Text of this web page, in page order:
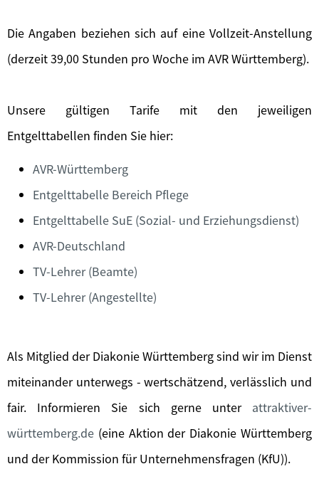
Die Angaben beziehen sich auf eine Vollzeit-Anstellung
(derzeit 39,00 Stunden pro Woche im AVR Württemberg).
Unsere gültigen Tarife mit den jeweiligen
Entgelttabellen finden Sie hier:
AVR-Württemberg
Entgelttabelle Bereich Pflege
Entgelttabelle SuE (Sozial- und Erziehungsdienst)
AVR-Deutschland
TV-Lehrer (Beamte)
TV-Lehrer (Angestellte)
Als Mitglied der Diakonie Württemberg sind wir im Dienst
miteinander unterwegs - wertschätzend, verlässlich und
fair. Informieren Sie sich gerne unter attraktiver-
württemberg.de (eine Aktion der Diakonie Württemberg
und der Kommission für Unternehmensfragen (KfU)).